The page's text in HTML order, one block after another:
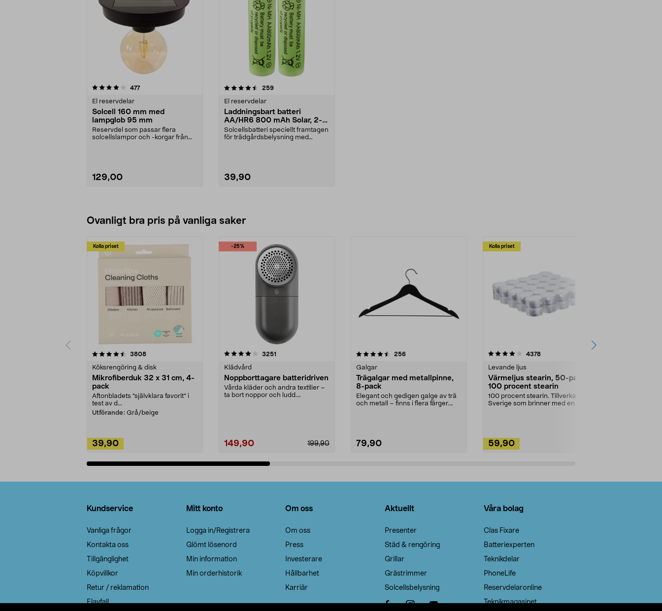
477recensioner
El reservdelar
Solcell 160 mm med
lampglob 95 mm
Reservdel som passar flera
solcellslampor och -korgar från
129,00
4.5av 5 stjärnor 259recensioner
El reservdelar
Laddningsbart batteri
AA/HR6 800 mAh Solar, 2-
pack
Solcellsbatteri speciellt framtagen
för trädgårdsbelysning med
39,90
Ovanligt bra pris på vanliga saker
Kolla priset
3808recensioner
Köksrengöring & disk
Mikrofiberduk 32 x 31 cm, 4-
pack
Aftonbladets "självklara favorit” i
test av d...
Utförande: Grå/beige
39,90
-25%
4.0av 5 stjärnor 3251
Klädvård
Noppborttagare batteridriven
Vårda kläder och andra textilier –
ta bort noppor och ludd.
199,90
149,90
4.5av 5 stjärnor 256recensioner
Galgar
Trägalgar med metallpinne,
8-pack
Elegant och gedigen galge av trä
och metall – finns i flera färger.
79,90
Kolla priset
4.0av 5 stjärnor 4378recensioner
Levande ljus
Värmeljus stearin, 50-pack,
100 procent stearin
100 procent stearin. Tillverkade i
Sverige som brinner med en
59,90
4.5av 5 stjärnor
Kundservice
Vanliga frågor
Kontakta oss
Tillgänglighet
Köpvillkor
Retur / reklamation
Elavfall
Mitt konto
Logga in/Registrera
Glömt lösenord
Min information
Min orderhistorik
Om oss
Om oss
Press
Investerare
Hållbarhet
Karriär
Aktuellt
Presenter
Städ & rengöring
Grillar
Grästrimmer
Solcellsbelysning
Våra bolag
Clas Fixare
Batteriexperten
Teknikdelar
PhoneLife
Reservdelaronline
Teknikmagasinet